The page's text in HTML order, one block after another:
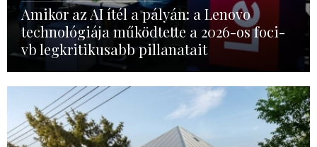
Amikor az AI ítél a pályán: a Lenovo
technológiája működtette a 2026-os foci-
vb legkritikusabb pillanatait